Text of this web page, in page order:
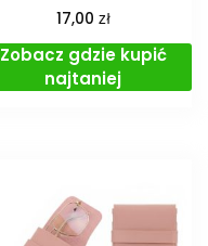
17,00 zł
Zobacz gdzie kupić
najtaniej